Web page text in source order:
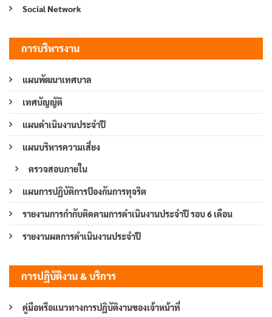
Social Network
การบริหารงาน
แผนพัฒนาเทศบาล
เทศบัญญัติ
แผนดำเนินงานประจำปี
แผนบริหารความเสี่ยง
ตรวจสอบภายใน
แผนการปฏิบัติการป้องกันการทุจริต
รายงานการกำกับติดตามการดำเนินงานประจำปี รอบ 6 เดือน
รายงานผลการดำเนินงานประจำปี
การปฏิบัติงาน & บริการ
คู่มือหรือแนวทางการปฏิบัติงานของเจ้าหน้าที่